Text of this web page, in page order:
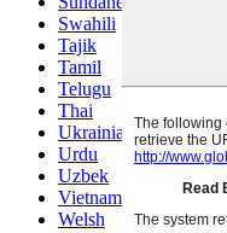
Swahili
Tajik
Tamil
Telugu
Thai
Ukrainian
Urdu
Uzbek
Vietnamese
Welsh